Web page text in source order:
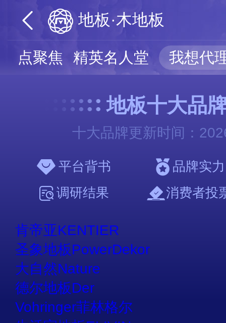
地板·木地板
热点聚焦 精英名人堂 我想代
地板十大品
十大品牌更新时间：
平台背书
品牌实力
调研结果
消费者投
肯帝亚KENTIER
圣象地板PowerDekor
大自然Nature
德尔地板Der
Vohringer菲林格尔